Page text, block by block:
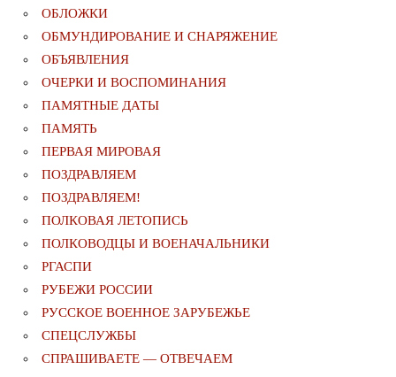
ОБЛОЖКИ
ОБМУНДИРОВАНИЕ И СНАРЯЖЕНИЕ
ОБЪЯВЛЕНИЯ
ОЧЕРКИ И ВОСПОМИНАНИЯ
ПАМЯТНЫЕ ДАТЫ
ПАМЯТЬ
ПЕРВАЯ МИРОВАЯ
ПОЗДРАВЛЯЕМ
ПОЗДРАВЛЯЕМ!
ПОЛКОВАЯ ЛЕТОПИСЬ
ПОЛКОВОДЦЫ И ВОЕНАЧАЛЬНИКИ
РГАСПИ
РУБЕЖИ РОССИИ
РУССКОЕ ВОЕННОЕ ЗАРУБЕЖЬЕ
СПЕЦСЛУЖБЫ
СПРАШИВАЕТЕ — ОТВЕЧАЕМ